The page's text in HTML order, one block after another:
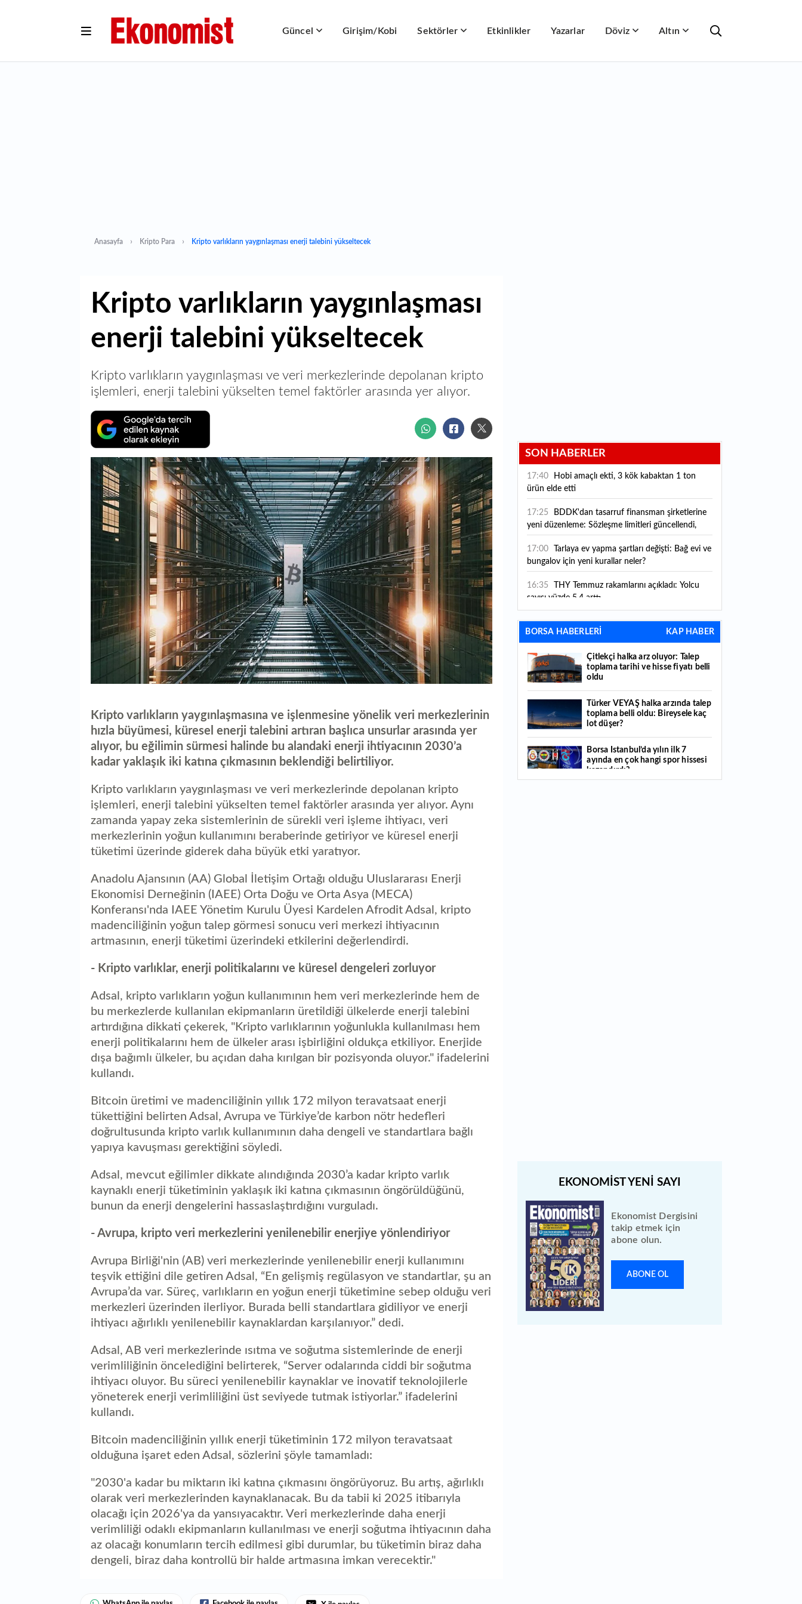
Güncel Girişim/Kobi Sektörler Etkinlikler Yazarlar Döviz Altın
Anasayfa Kripto Para Kripto varlıkların yaygınlaşması enerji talebini yükseltecek
Kripto varlıkların yaygınlaşması
enerji talebini yükseltecek
Kripto varlıkların yaygınlaşması ve veri merkezlerinde depolanan kripto
işlemleri, enerji talebini yükselten temel faktörler arasında yer alıyor.
Kripto varlıkların yaygınlaşmasına ve işlenmesine yönelik veri merkezlerinin
hızla büyümesi, küresel enerji talebini artıran başlıca unsurlar arasında yer
alıyor, bu eğilimin sürmesi halinde bu alandaki enerji ihtiyacının 2030’a
kadar yaklaşık iki katına çıkmasının beklendiği belirtiliyor.
Kripto varlıkların yaygınlaşması ve veri merkezlerinde depolanan kripto
işlemleri, enerji talebini yükselten temel faktörler arasında yer alıyor. Aynı
zamanda yapay zeka sistemlerinin de sürekli veri işleme ihtiyacı, veri
merkezlerinin yoğun kullanımını beraberinde getiriyor ve küresel enerji
tüketimi üzerinde giderek daha büyük etki yaratıyor.
Anadolu Ajansının (AA) Global İletişim Ortağı olduğu Uluslararası Enerji
Ekonomisi Derneğinin (IAEE) Orta Doğu ve Orta Asya (MECA)
Konferansı'nda IAEE Yönetim Kurulu Üyesi Kardelen Afrodit Adsal, kripto
madenciliğinin yoğun talep görmesi sonucu veri merkezi ihtiyacının
artmasının, enerji tüketimi üzerindeki etkilerini değerlendirdi.
- Kripto varlıklar, enerji politikalarını ve küresel dengeleri zorluyor
Adsal, kripto varlıkların yoğun kullanımının hem veri merkezlerinde hem de
bu merkezlerde kullanılan ekipmanların üretildiği ülkelerde enerji talebini
artırdığına dikkati çekerek, "Kripto varlıklarının yoğunlukla kullanılması hem
enerji politikalarını hem de ülkeler arası işbirliğini oldukça etkiliyor. Enerjide
dışa bağımlı ülkeler, bu açıdan daha kırılgan bir pozisyonda oluyor." ifadelerini
kullandı.
Bitcoin üretimi ve madenciliğinin yıllık 172 milyon teravatsaat enerji
tükettiğini belirten Adsal, Avrupa ve Türkiye’de karbon nötr hedefleri
doğrultusunda kripto varlık kullanımının daha dengeli ve standartlara bağlı
yapıya kavuşması gerektiğini söyledi.
Adsal, mevcut eğilimler dikkate alındığında 2030’a kadar kripto varlık
kaynaklı enerji tüketiminin yaklaşık iki katına çıkmasının öngörüldüğünü,
bunun da enerji dengelerini hassaslaştırdığını vurguladı.
- Avrupa, kripto veri merkezlerini yenilenebilir enerjiye yönlendiriyor
Avrupa Birliği'nin (AB) veri merkezlerinde yenilenebilir enerji kullanımını
teşvik ettiğini dile getiren Adsal, “En gelişmiş regülasyon ve standartlar, şu an
Avrupa’da var. Süreç, varlıkların en yoğun enerji tüketimine sebep olduğu veri
merkezleri üzerinden ilerliyor. Burada belli standartlara gidiliyor ve enerji
ihtiyacı ağırlıklı yenilenebilir kaynaklardan karşılanıyor.” dedi.
Adsal, AB veri merkezlerinde ısıtma ve soğutma sistemlerinde de enerji
verimliliğinin öncelediğini belirterek, “Server odalarında ciddi bir soğutma
ihtiyacı oluyor. Bu süreci yenilenebilir kaynaklar ve inovatif teknolojilerle
yöneterek enerji verimliliğini üst seviyede tutmak istiyorlar.” ifadelerini
kullandı.
Bitcoin madenciliğinin yıllık enerji tüketiminin 172 milyon teravatsaat
olduğuna işaret eden Adsal, sözlerini şöyle tamamladı:
"2030'a kadar bu miktarın iki katına çıkmasını öngörüyoruz. Bu artış, ağırlıklı
olarak veri merkezlerinden kaynaklanacak. Bu da tabii ki 2025 itibarıyla
olacağı için 2026'ya da yansıyacaktır. Veri merkezlerinde daha enerji
verimliliği odaklı ekipmanların kullanılması ve enerji soğutma ihtiyacının daha
az olacağı konumların tercih edilmesi gibi durumlar, bu tüketimin biraz daha
dengeli, biraz daha kontrollü bir halde artmasına imkan verecektir."
SON HABERLER
17:40
ürün elde etti
17:25
yeni düzenleme: Sözleşme limitleri güncellendi,
yeni kurallar yürürlüğe girdi
17:00
bungalov için yeni kurallar neler?
16:35
sayısı yüzde 5,4 arttı
16:27 Piyasaların beklediği veri geldi: ABD tarım
dışı istihdam rakamları açıklandı
16:24 Çitlekçi halka arz oluyor: Talep toplama
tarihi ve hisse fiyatı belli oldu
yapmak istediğini savundu
16:04 Boğaz’ın kıtaları birleştiren ruhu Memorial
16:01 Hafta sonu hava nasıl olacak?
BORSA HABERLERİ KAP HABER
Çitlekçi halka arz oluyor: Talep
toplama tarihi ve hisse fiyatı belli
oldu
Türker VEYAŞ halka arzında talep
toplama belli oldu: Bireysele kaç
lot düşer?
Borsa İstanbul’da yılın ilk 7
ayında en çok hangi spor hissesi
kazandırdı?
Ekonomist Dergisini
takip etmek için
abone olun.
ABONE OL